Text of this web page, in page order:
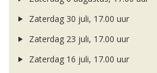
Zaterdag 30 juli, 17.00 uur
Zaterdag 23 juli, 17.00 uur
Zaterdag 16 juli, 17.00 uur